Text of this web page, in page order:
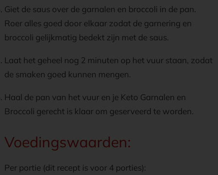
Giet de saus over de garnalen en broccoli in de pan.
Roer alles goed door elkaar zodat de garnering en
broccoli gelijkmatig bedekt zijn met de saus.
Laat het geheel nog 2 minuten op het vuur staan, zodat
de smaken goed kunnen mengen.
Haal de pan van het vuur en je Keto Garnalen en
Broccoli gerecht is klaar om geserveerd te worden.
Voedingswaarden:
Per portie (dit recept is voor 4 porties):